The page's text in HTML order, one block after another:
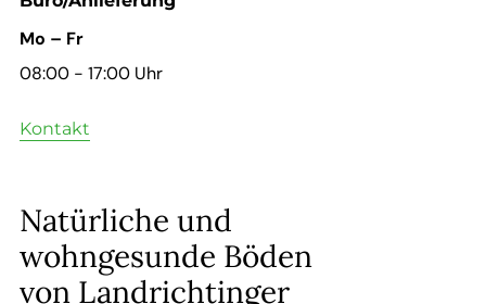
--
Mo – Fr
08:00 - 17:00 Uhr
Kontakt
Natürliche und
wohngesunde Böden
von Landrichtinger